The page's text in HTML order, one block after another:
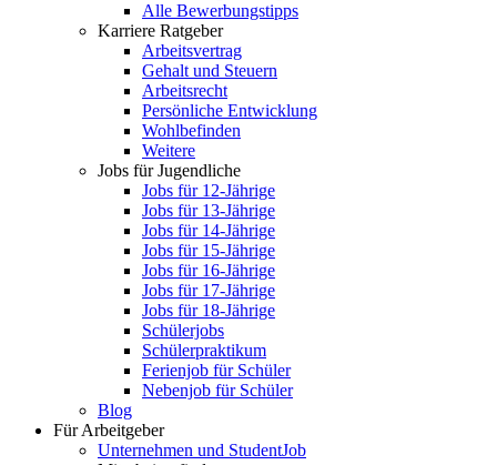
Alle Bewerbungstipps
Karriere Ratgeber
Arbeitsvertrag
Gehalt und Steuern
Arbeitsrecht
Persönliche Entwicklung
Wohlbefinden
Weitere
Jobs für Jugendliche
Jobs für 12-Jährige
Jobs für 13-Jährige
Jobs für 14-Jährige
Jobs für 15-Jährige
Jobs für 16-Jährige
Jobs für 17-Jährige
Jobs für 18-Jährige
Schülerjobs
Schülerpraktikum
Ferienjob für Schüler
Nebenjob für Schüler
Blog
Für Arbeitgeber
Unternehmen und StudentJob